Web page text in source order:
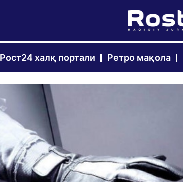
Рост24 халқ портали Ретро мақола